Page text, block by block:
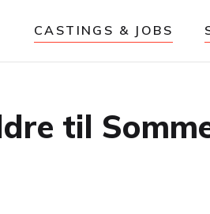
CASTINGS & JOBS
til